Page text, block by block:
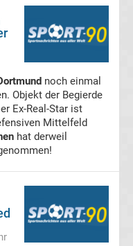
noch einmal
Objekt der Begierde
Ex-Real-Star ist
Mittelfeld
hat derweil